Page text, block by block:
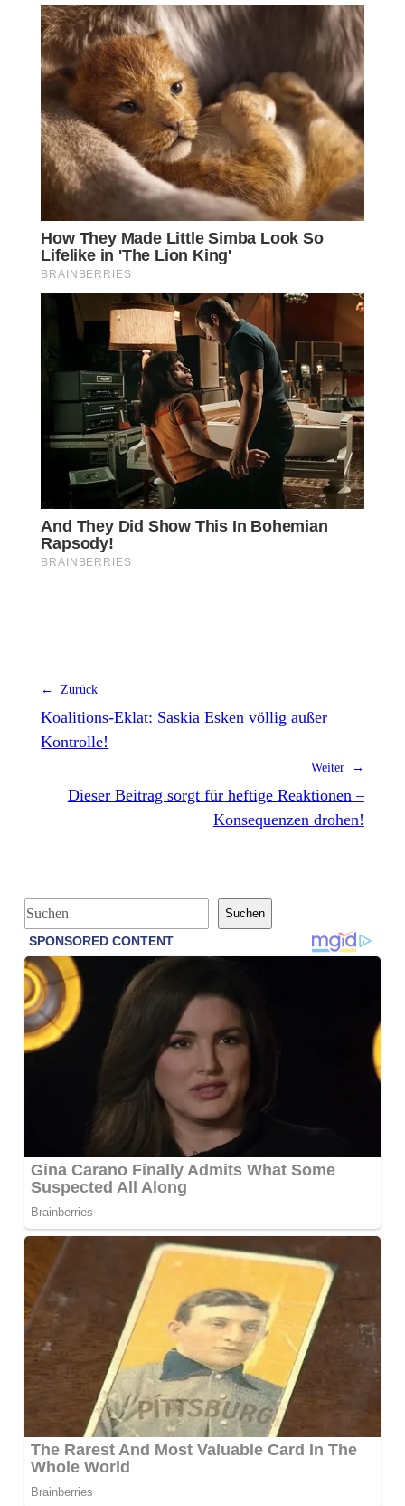
← Zurück
Koalitions-Eklat: Saskia Esken völlig außer
Kontrolle!
Weiter →
Dieser Beitrag sorgt für heftige Reaktionen –
Konsequenzen drohen!
S
u
h
e
n
Suchen